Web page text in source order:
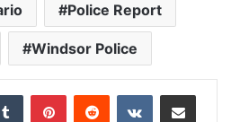
Police Report
Windsor Police
Tumblr PinterestReddit VKontakteShare via Email